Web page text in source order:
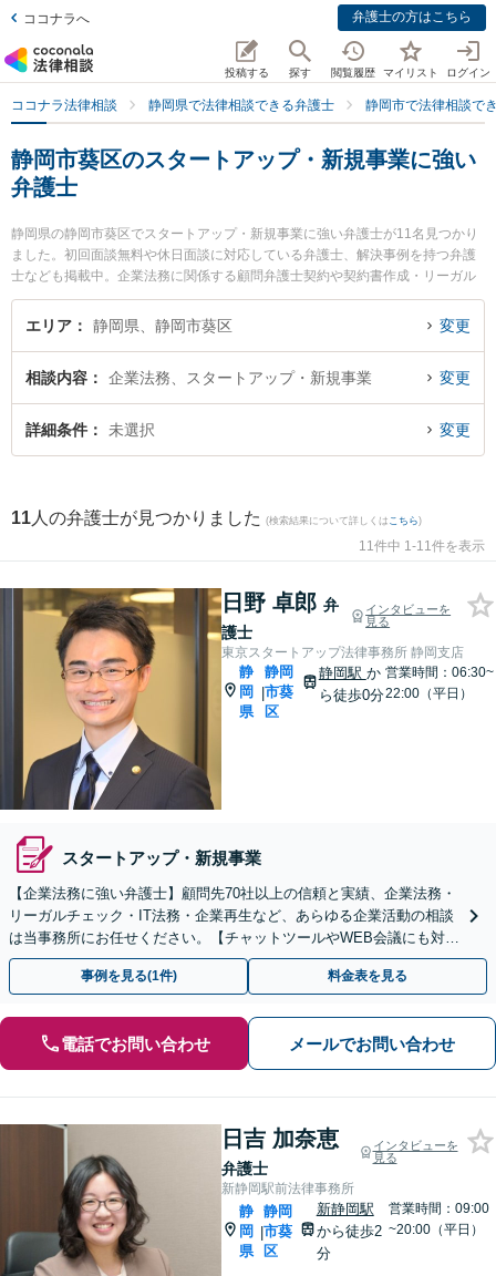
ココナラへ 弁護士の方はこちら
投稿する 探す 閲覧履歴 マイリスト ログイン
ココナラ法律相談 静岡県で法律相談できる弁護士 静岡市で法律相談で
静岡市葵区のスタートアップ・新規事業に強い
弁護士
静岡県の静岡市葵区でスタートアップ・新規事業に強い弁護士が11名見つかり
ました。初回面談無料や休日面談に対応している弁護士、解決事例を持つ弁護
士なども掲載中。企業法務に関係する顧問弁護士契約や契約書作成・リーガル
チェック、雇用契約書・就業規則作成等の細かな分野での絞り込み検索もでき
便利です。特に東京スタートアップ法律事務所 静岡支店の日野 卓郎弁護士や新
ます。『静岡市葵区で土日や夜間に発生したスタートアップ・新規事業のトラ
ブルを今すぐに弁護士に相談したい』『スタートアップ・新規事業のトラブル
解決の実績豊富な近くの弁護士を検索したい』『初回相談無料でスタートアッ
エリア 静岡県、静岡市葵区 変更
相談内容 企業法務、スタートアップ・新規事業 変更
詳細条件 未選択 変更
11 人の弁護士が見つかりました (検索結果について詳しくは こちら)
11件中 1-11件を表示
日野 卓郎 弁
護士
インタビューを
見る
東京スタートアップ法律事務所 静岡支店
静
岡
県
|
静岡
市葵
区
静岡駅 か
ら徒歩0分
営業時間：06:30~
22:00（平日）
スタートアップ・新規事業
【企業法務に強い弁護士】顧問先70社以上の信頼と実績、企業法務・
リーガルチェック・IT法務・企業再生など、あらゆる企業活動の相談
は当事務所にお任せください。【チャットツールやWEB会議にも対
応】
事例を見る(1件) 料金表を見る
電話でお問い合わせ メールでお問い合わせ
日吉 加奈恵
弁護士
インタビューを
見る
新静岡駅前法律事務所
静
岡
県
|
静岡
市葵
区
新静岡駅
から徒歩2
分
営業時間：09:00
~20:00（平日）